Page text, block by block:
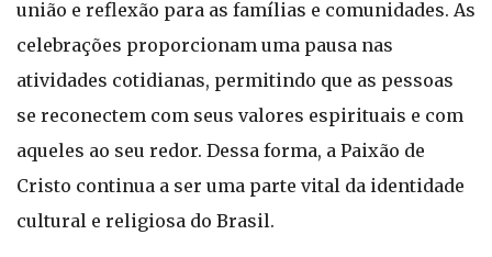
união e reflexão para as famílias e comunidades. As
celebrações proporcionam uma pausa nas
atividades cotidianas, permitindo que as pessoas
se reconectem com seus valores espirituais e com
aqueles ao seu redor. Dessa forma, a Paixão de
Cristo continua a ser uma parte vital da identidade
cultural e religiosa do Brasil.